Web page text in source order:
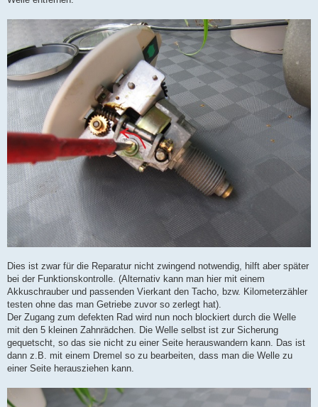
Dies ist zwar für die Reparatur nicht zwingend notwendig, hilft aber später
bei der Funktionskontrolle. (Alternativ kann man hier mit einem
Akkuschrauber und passenden Vierkant den Tacho, bzw. Kilometerzähler
testen ohne das man Getriebe zuvor so zerlegt hat).
Der Zugang zum defekten Rad wird nun noch blockiert durch die Welle
mit den 5 kleinen Zahnrädchen. Die Welle selbst ist zur Sicherung
gequetscht, so das sie nicht zu einer Seite herauswandern kann. Das ist
dann z.B. mit einem Dremel so zu bearbeiten, dass man die Welle zu
einer Seite herausziehen kann.